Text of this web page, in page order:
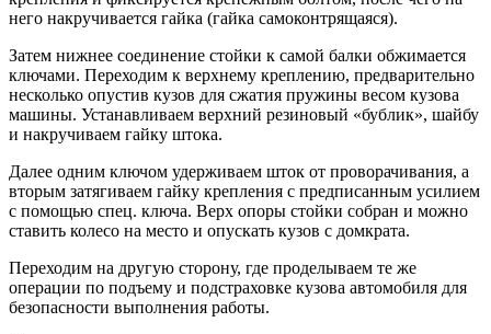
него накручивается гайка (гайка самоконтрящаяся).
Затем нижнее соединение стойки к самой балки обжимается
ключами. Переходим к верхнему креплению, предварительно
несколько опустив кузов для сжатия пружины весом кузова
машины. Устанавливаем верхний резиновый «бублик», шайбу
и накручиваем гайку штока.
Далее одним ключом удерживаем шток от проворачивания, а
вторым затягиваем гайку крепления с предписанным усилием
с помощью спец. ключа. Верх опоры стойки собран и можно
ставить колесо на место и опускать кузов с домкрата.
Переходим на другую сторону, где проделываем те же
операции по подъему и подстраховке кузова автомобиля для
безопасности выполнения работы.